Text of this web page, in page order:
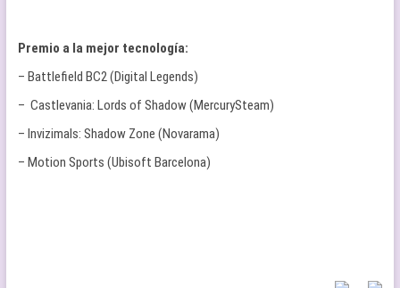
Premio a la mejor tecnología:
– Battlefield BC2 (Digital Legends)
– Castlevania: Lords of Shadow (MercurySteam)
– Invizimals: Shadow Zone (Novarama)
– Motion Sports (Ubisoft Barcelona)